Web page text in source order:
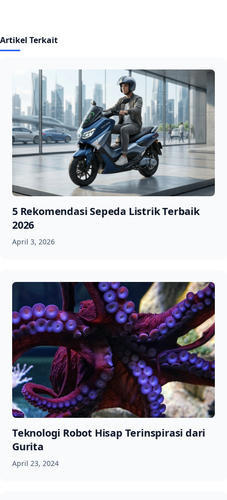
Artikel Terkait
5 Rekomendasi Sepeda Listrik Terbaik
2026
April 3, 2026
Teknologi Robot Hisap Terinspirasi dari
Gurita
April 23, 2024